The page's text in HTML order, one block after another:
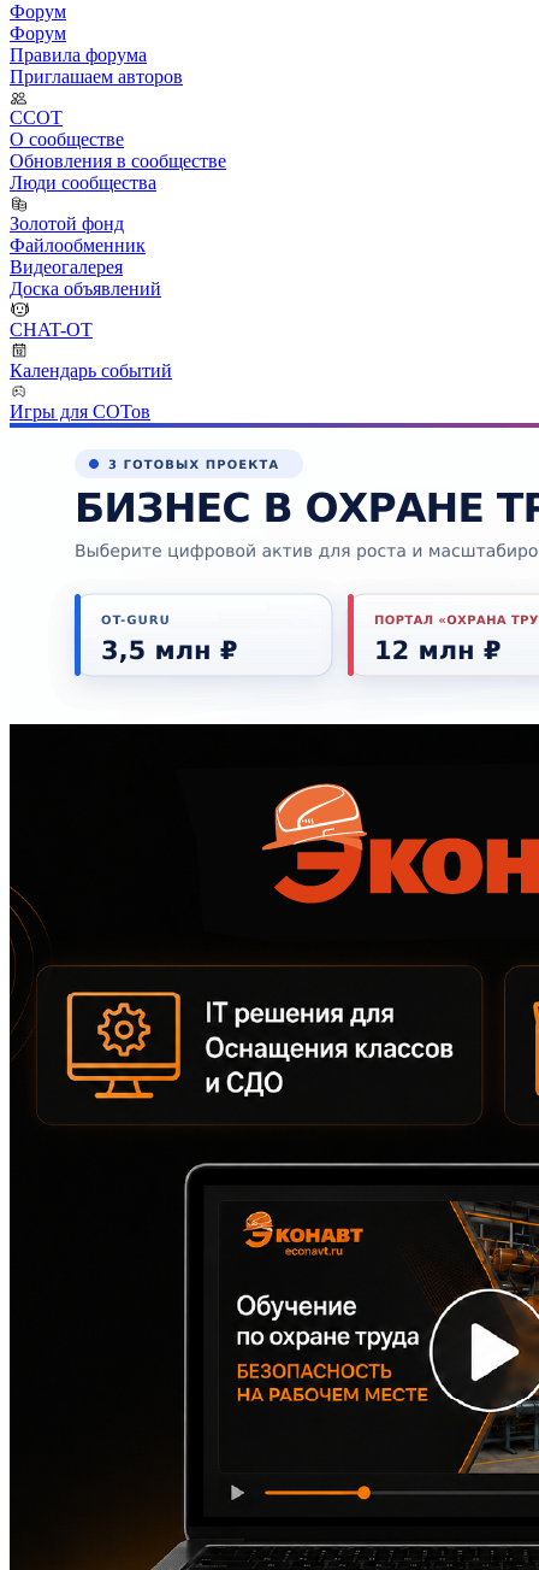
Форум
Форум
Правила форума
Приглашаем авторов
ССОТ
О сообществе
Обновления в сообществе
Люди сообщества
Золотой фонд
Файлообменник
Видеогалерея
Доска объявлений
CHAT-OT
Календарь событий
Игры для СОТов